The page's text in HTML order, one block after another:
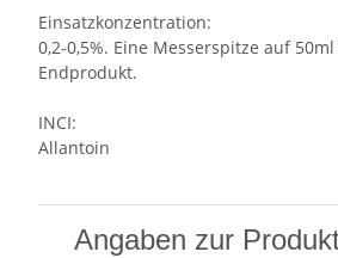
Einsatzkonzentration:
0,2-0,5%. Eine Messerspitze auf
Endprodukt.
INCI:
Allantoin
Angaben zur